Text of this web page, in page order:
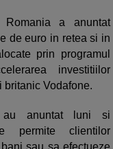
a anuntat
de euro in retea si in
prin programul
investitiilor
Vodafone.
au anuntat luni si
permite clientilor